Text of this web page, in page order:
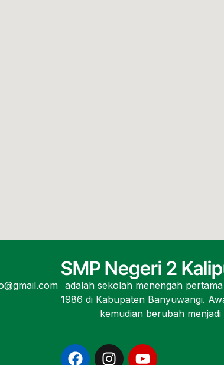
SMP Negeri 2
adalah sekolah menengah
1986 di Kabupaten Banyuwangi.
kemudian berubah